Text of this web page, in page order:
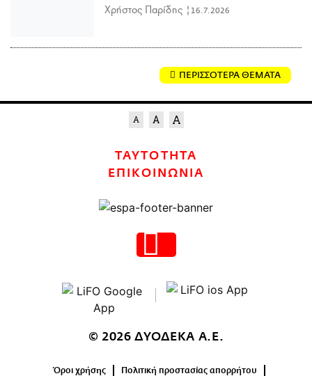
Χρήστος Παρίδης | 16.7.2026
ΠΕΡΙΣΣΟΤΕΡΑ ΘΕΜΑΤΑ
ΤΑΥΤΟΤΗΤΑ
ΕΠΙΚΟΙΝΩΝΙΑ
© 2026 ΔΥΟΔΕΚΑ Α.Ε.
Όροι χρήσης Πολιτική προστασίας απορρήτου